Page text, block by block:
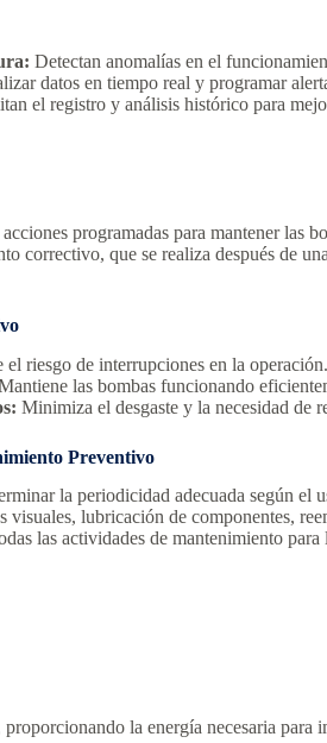
Detectan anomalías en el
datos en tiempo real y programar
el registro y análisis histórico para
programadas para mantener las
correctivo, que se realiza después de
el riesgo de interrupciones en la operación.
las bombas funcionando
Minimiza el desgaste y la necesidad de
Preventivo
la periodicidad adecuada según el
visuales, lubricación de componentes,
las actividades de mantenimiento
la energía necesaria para